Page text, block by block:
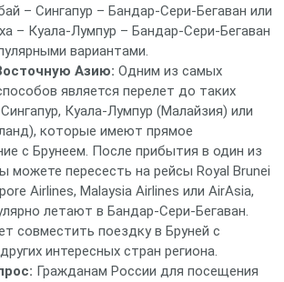
– Сингапур – Бандар-Сери-Бегаван или
– Куала-Лумпур – Бандар-Сери-Бегаван
вариантами.
Азию: Одним из самых
является перелет до таких
Куала-Лумпур (Малайзия) или
которые имеют прямое
с Брунеем. После прибытия в один из
можете пересесть на рейсы Royal Brunei
Airlines, Malaysia Airlines или AirAsia,
летают в Бандар-Сери-Бегаван.
совместить поездку в Бруней с
интересных стран региона.
Гражданам России для посещения